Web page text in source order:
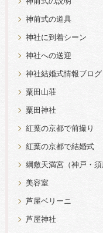
神前式の道具
神社に到着シーン
神社への送迎
神社結婚式情報ブログ
粟田山荘
粟田神社
紅葉の京都で前撮り
紅葉の京都で結婚式
綱敷天満宮（神戸・須
美容室
芦屋ベリーニ
芦屋神社